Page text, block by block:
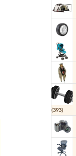
(393)